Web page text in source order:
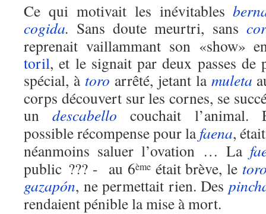
Ce qui motivait les inévitables
cogida. Sans doute meurtri, sans
reprenait vaillammant son «show»
toril, et le signait par deux passes de
spécial, à toro arrêté, jetant la muleta
corps découvert sur les cornes, se
undescabello couchait l’animal.
possible récompense pour lafaena,
néanmoins saluer l’ovation … La
public ??? - au 6èmeétait brève, le
gazapón, ne permettait rien. Des
rendaient pénible la mise à mort.